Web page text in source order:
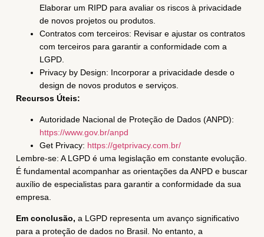
Elaborar um RIPD para avaliar os riscos à privacidade
de novos projetos ou produtos.
Contratos com terceiros: Revisar e ajustar os contratos
com terceiros para garantir a conformidade com a
LGPD.
Privacy by Design: Incorporar a privacidade desde o
design de novos produtos e serviços.
Recursos Úteis:
Autoridade Nacional de Proteção de Dados (ANPD):
https://www.gov.br/anpd
Get Privacy: https://getprivacy.com.br/
Lembre-se: A LGPD é uma legislação em constante evolução.
É fundamental acompanhar as orientações da ANPD e buscar
auxílio de especialistas para garantir a conformidade da sua
empresa.
Em conclusão, a LGPD representa um avanço significativo
para a proteção de dados no Brasil. No entanto, a